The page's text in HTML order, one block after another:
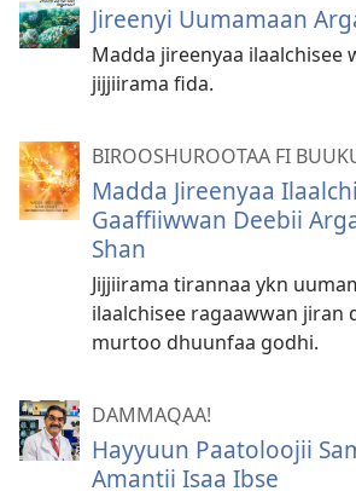
Jireenyi Uumamaan
Madda jireenyaa ilaalchisee
jijjiirama fida.
BIROOSHUROOTAA FI
Madda Jireenyaa
Gaaffiiwwan Deebii
Shan
Jijjiirama tirannaa ykn
ilaalchisee ragaawwan jiran
murtoo dhuunfaa godhi.
DAMMAQAA!
Hayyuun Paatoloojii
Amantii Isaa Ibse